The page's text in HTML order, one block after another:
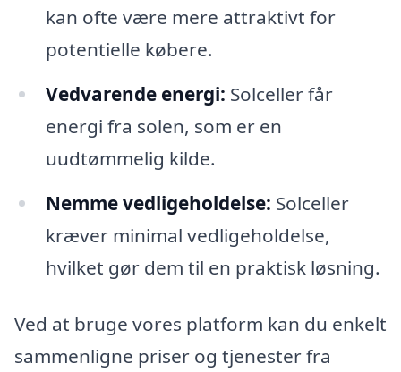
kan ofte være mere attraktivt for
potentielle købere.
Vedvarende energi: Solceller får
energi fra solen, som er en
uudtømmelig kilde.
Nemme vedligeholdelse: Solceller
kræver minimal vedligeholdelse,
hvilket gør dem til en praktisk løsning.
Ved at bruge vores platform kan du enkelt
sammenligne priser og tjenester fra